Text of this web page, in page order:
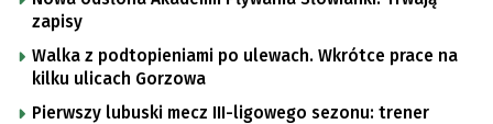
zapisy
Walka z podtopieniami po ulewach. Wkrótce prace na
kilku ulicach Gorzowa
Pierwszy lubuski mecz III-ligowego sezonu: trener